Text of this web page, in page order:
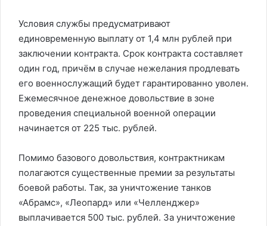
Условия службы предусматривают
единовременную выплату от 1,4 млн рублей при
заключении контракта. Срок контракта составляет
один год, причём в случае нежелания продлевать
его военнослужащий будет гарантированно уволен.
Ежемесячное денежное довольствие в зоне
проведения специальной военной операции
начинается от 225 тыс. рублей.
Помимо базового довольствия, контрактникам
полагаются существенные премии за результаты
боевой работы. Так, за уничтожение танков
«Абрамс», «Леопард» или «Челленджер»
выплачивается 500 тыс. рублей. За уничтожение